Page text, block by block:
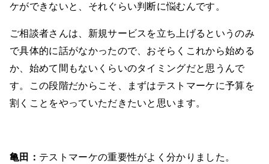
ケができないと、それぐらい判断に悩むんです。
ご相談者さんは、新規サービスを立ち上げるというのみ
で具体的に話がなかったので、おそらくこれから始める
か、始めて間もないくらいのタイミングだと思うんで
す。この段階だからこそ、まずはテストマーケに予算を
割くことをやっていただきたいと思います。
亀田： テストマーケの重要性がよく分かりました。